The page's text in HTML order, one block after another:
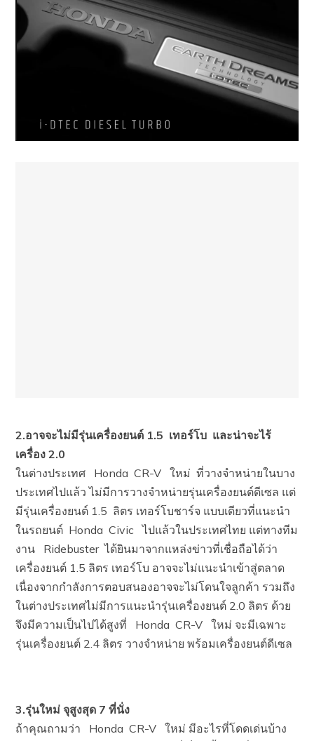
2.อาจจะไม่มีรุ่นเครื่องยนต์ 1.5 เทอร์โบ และน่าจะไร้
เครื่อง 2.0
ในต่างประเทศ Honda CR-V ใหม่ ที่วางจำหน่ายในบาง
ประเทศไปแล้ว ไม่มีการวางจำหน่ายรุ่นเครื่องยนต์ดีเซล แต่
มีรุ่นเครื่องยนต์ 1.5 ลิตร เทอร์โบชาร์จ แบบเดียวที่แนะนำ
ในรถยนต์ Honda Civic ไปแล้วในประเทศไทย แต่ทางทีม
งาน Ridebuster ได้ยินมาจากแหล่งข่าวที่เชื่อถือได้ว่า
เครื่องยนต์ 1.5 ลิตร เทอร์โบ อาจจะไม่แนะนำเข้าสู่ตลาด
เนื่องจากกำลังการตอบสนองอาจจะไม่โดนใจลูกค้า รวมถึง
ในต่างประเทศไม่มีการแนะนำรุ่นเครื่องยนต์ 2.0 ลิตร ด้วย
จึงมีความเป็นไปได้สูงที่ Honda CR-V ใหม่ จะมีเฉพาะ
รุ่นเครื่องยนต์ 2.4 ลิตร วางจำหน่าย พร้อมเครื่องยนต์ดีเซล
3.รุ่นใหม่ จุสูงสุด 7 ที่นั่ง
ถ้าคุณถามว่า Honda CR-V ใหม่ มีอะไรที่โดดเด่นบ้าง